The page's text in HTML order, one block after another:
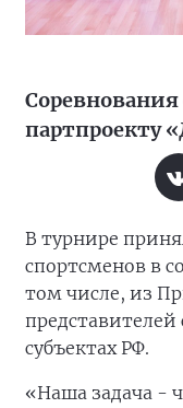
Соревнования
партпроекту
В турнире
спортсменов в
том числе, из
субъектах РФ.
«Наша задача -